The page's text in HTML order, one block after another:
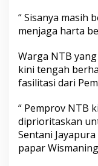
“ Sisanya masih
menjaga harta
Warga NTB
kini tengah
fasilitasi dari
“ Pemprov NTB
diprioritaskan
Sentani
papar